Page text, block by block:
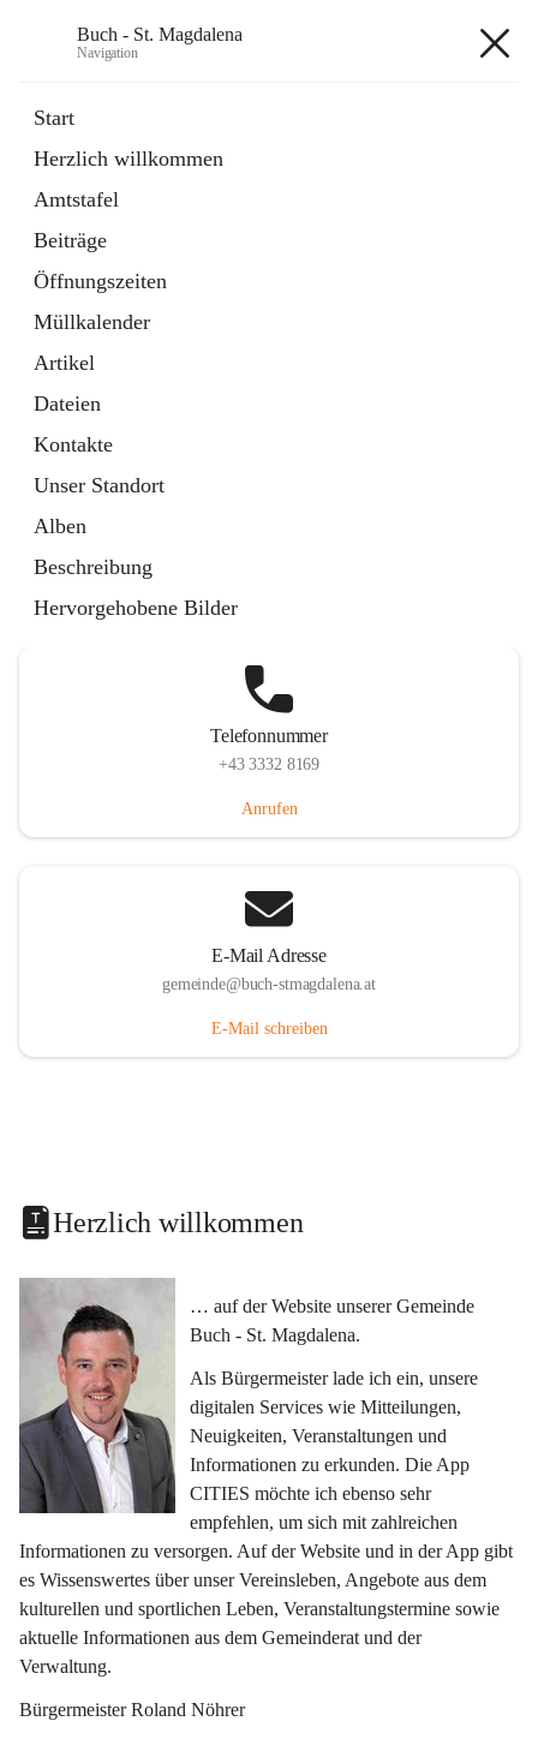
Buch - St. Magdalena
Navigation
Start
Herzlich willkommen
Amtstafel
Beiträge
Öffnungszeiten
Müllkalender
Artikel
Dateien
Kontakte
Unser Standort
Alben
Beschreibung
Hervorgehobene Bilder
11 Schnellzugriffe
Bürgerservice
10 Schnellzugriffe
Telefonnummer
+43 3332 8169
Anrufen
E-Mail Adresse
gemeinde@buch-stmagdalena.at
E-Mail schreiben
Herzlich willkommen
… auf der Website unserer Gemeinde
Buch - St. Magdalena.
Als Bürgermeister lade ich ein, unsere
digitalen Services wie Mitteilungen,
Neuigkeiten, Veranstaltungen und
Informationen zu erkunden. Die App
CITIES möchte ich ebenso sehr
empfehlen, um sich mit zahlreichen
Informationen zu versorgen. Auf der Website und in der App gibt
es Wissenswertes über unser Vereinsleben, Angebote aus dem
kulturellen und sportlichen Leben, Veranstaltungstermine sowie
aktuelle Informationen aus dem Gemeinderat und der
Verwaltung.
Bürgermeister Roland Nöhrer